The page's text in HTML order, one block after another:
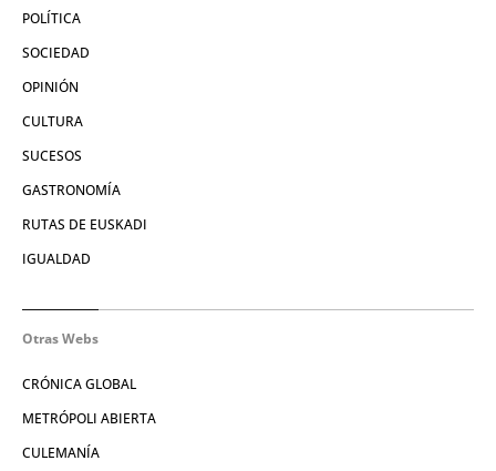
POLÍTICA
SOCIEDAD
OPINIÓN
CULTURA
SUCESOS
GASTRONOMÍA
RUTAS DE EUSKADI
IGUALDAD
Otras Webs
CRÓNICA GLOBAL
METRÓPOLI ABIERTA
CULEMANÍA